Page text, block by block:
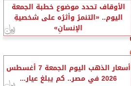
الأوقاف تحدد موضوع خطبة الجمعة
اليوم.. «التنمرُ وأثرُه على شخصيةِ
الإنسانِ»
أسعار الذهب اليوم الجمعة 7 أغسطس
2026 في مصر.. كم يبلغ عيار...